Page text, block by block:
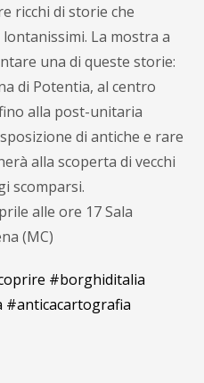
ricchi di storie che
La mostra a
una di queste storie:
di Potentia, al centro
alla post-unitaria
di antiche e rare
alla scoperta di vecchi
scomparsi.
alle ore 17 Sala
(MC)
#borghiditalia
#anticacartografia